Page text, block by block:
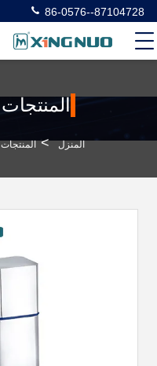
86-0576--87104728
المنتجات
المنزل > المنتجات